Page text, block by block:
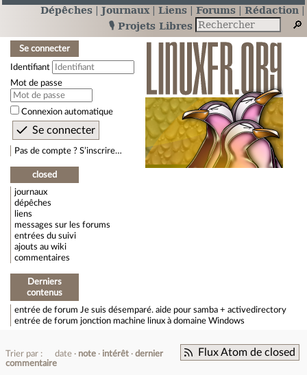
Dépêches Journaux Liens Forums
Rédaction
🎙️ Projets Libres
Se connecter
Identifiant
Mot de passe
Connexion automatique
Pas de compte ? S’inscrire…
closed
journaux
dépêches
liens
messages sur les forums
entrées du suivi
ajouts au wiki
commentaires
Derniers
contenus
entrée de forum Je suis désemparé. aide pour samba + activedirectory
entrée de forum jonction machine linux à domaine Windows
Flux Atom de closed
Trier par : date note intérêt
dernier
commentaire